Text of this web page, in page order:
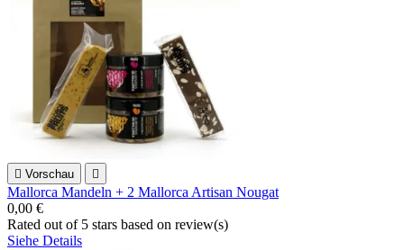
 Vorschau 
Mallorca Mandeln + 2 Mallorca Artisan Nougat
0,00 €
Rated out of 5 stars based on review(s)
Siehe Details